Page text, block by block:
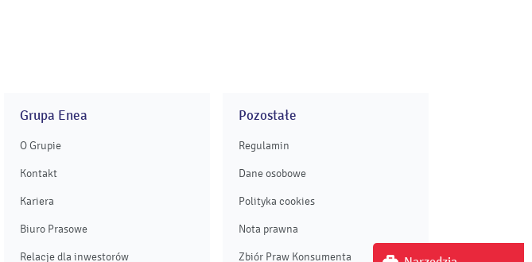
Grupa Enea
O Grupie
Kontakt
Kariera
Biuro Prasowe
Relacje dla inwestorów
Pozostałe
Regulamin
Dane osobowe
Polityka cookies
Nota prawna
Zbiór Praw Konsumenta